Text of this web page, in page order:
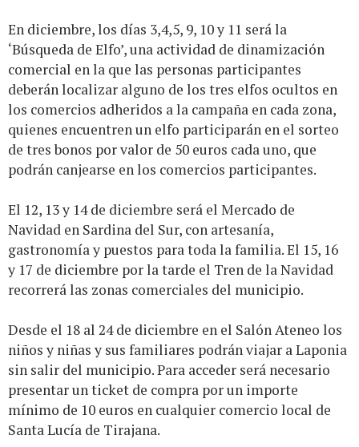
En diciembre, los días 3,4,5, 9, 10 y 11 será la
‘Búsqueda de Elfo’, una actividad de dinamización
comercial en la que las personas participantes
deberán localizar alguno de los tres elfos ocultos en
los comercios adheridos a la campaña en cada zona,
quienes encuentren un elfo participarán en el sorteo
de tres bonos por valor de 50 euros cada uno, que
podrán canjearse en los comercios participantes.
El 12, 13 y 14 de diciembre será el Mercado de
Navidad en Sardina del Sur, con artesanía,
gastronomía y puestos para toda la familia. El 15, 16
y 17 de diciembre por la tarde el Tren de la Navidad
recorrerá las zonas comerciales del municipio.
Desde el 18 al 24 de diciembre en el Salón Ateneo los
niños y niñas y sus familiares podrán viajar a Laponia
sin salir del municipio. Para acceder será necesario
presentar un ticket de compra por un importe
mínimo de 10 euros en cualquier comercio local de
Santa Lucía de Tirajana.